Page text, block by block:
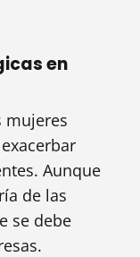
en
mujeres
Aunque
de las
se debe